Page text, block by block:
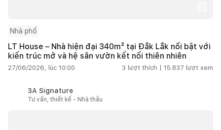
Nhà phố
LT House – Nhà hiện đại 340m² tại Đắk Lắk nổi bật với
kiến trúc mở và hệ sân vườn kết nối thiên nhiên
27/06/2026, lúc 10:00 3 lượt thích | 15.837 lượt xem
3A Signature
Tư vấn, thiết kế - Nhà thầu